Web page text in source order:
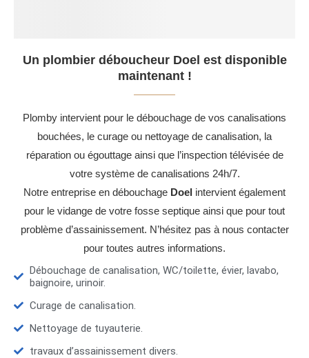
Un plombier déboucheur Doel est disponible
maintenant !
Plomby intervient pour le débouchage de vos canalisations
bouchées, le curage ou nettoyage de canalisation, la
réparation ou égouttage ainsi que l’inspection télévisée de
votre système de canalisations 24h/7.
Notre entreprise en débouchage Doel intervient également
pour le vidange de votre fosse septique ainsi que pour tout
problème d’assainissement. N’hésitez pas à nous contacter
pour toutes autres informations.
Débouchage de canalisation, WC/toilette, évier, lavabo,
baignoire, urinoir.
Curage de canalisation.
Nettoyage de tuyauterie.
travaux d’assainissement divers.